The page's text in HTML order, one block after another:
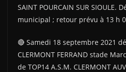
SAINT POURCAIN SUR SIOULE.
municipal ; retour prévu à 13 h
🔴 Samedi 18 septembre 2021
CLERMONT FERRAND stade
de TOP14 A.S.M. CLERMONT